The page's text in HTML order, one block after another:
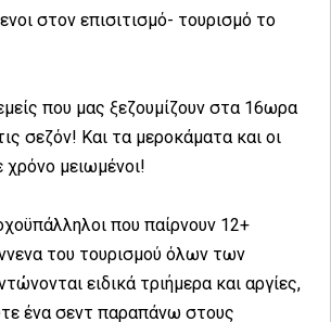
στον επισιτισμό- τουρισμό το
που μας ξεζουμίζουν στα 16ωρα
σεζόν! Και τα μεροκάματα και οι
χρόνο μειωμένοι!
που παίρνουν 12+
του τουρισμού όλων των
ειδικά τριήμερα και αργίες,
ένα σεντ παραπάνω στους